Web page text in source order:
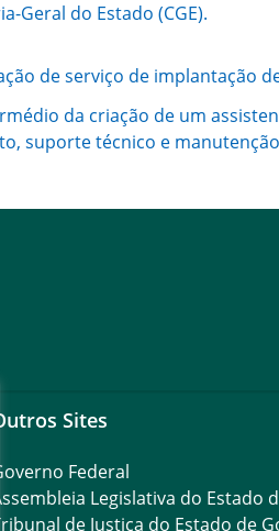
Geral do Estado (CGE).
de serviço de implantação
da criação de um
suporte técnico e
Outros Sites
Governo Federal
Assembleia Legislativa do Estado
Tribunal de Justiça do Estado de